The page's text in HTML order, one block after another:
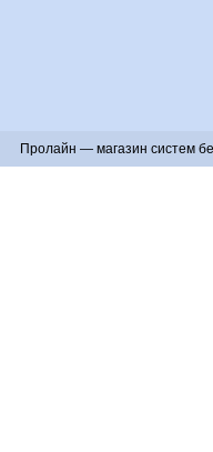
Пролайн — магазин систем